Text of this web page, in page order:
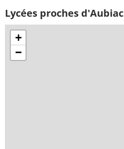
Lycées proches d'Aubiac
+
−